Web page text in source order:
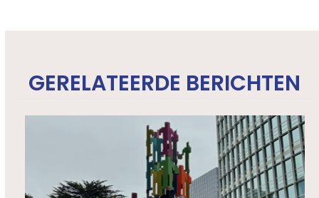
GERELATEERDE BERICHTEN